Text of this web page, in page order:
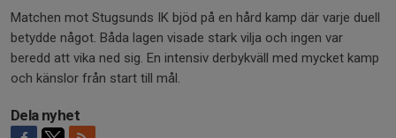
Matchen mot Stugsunds IK bjöd på en hård kamp där varje duell
betydde något. Båda lagen visade stark vilja och ingen var
beredd att vika ned sig. En intensiv derbykväll med mycket kamp
och känslor från start till mål.
Dela nyhet